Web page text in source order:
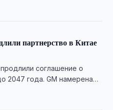
партнерство в Китае
соглашение о
2047 года. GM намерена